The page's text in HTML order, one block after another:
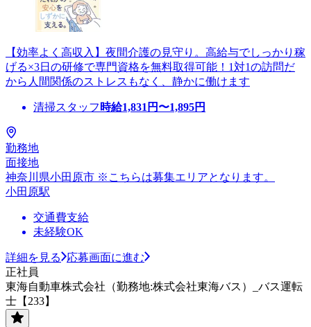
【効率よく高収入】夜間介護の見守り。高給与でしっかり稼
げる×3日の研修で専門資格を無料取得可能！1対1の訪問だ
から人間関係のストレスもなく、静かに働けます
清掃スタッフ 時給1,831 円〜1,895円
勤務地
面接地
神奈川県小田原市 ※こちらは募集エリアとなります。
小田原駅
交通費支給
未経験OK
詳細を見る
応募画面に進む
正社員
東海自動車株式会社（勤務地:株式会社東海バス）_バス運転
士【233】